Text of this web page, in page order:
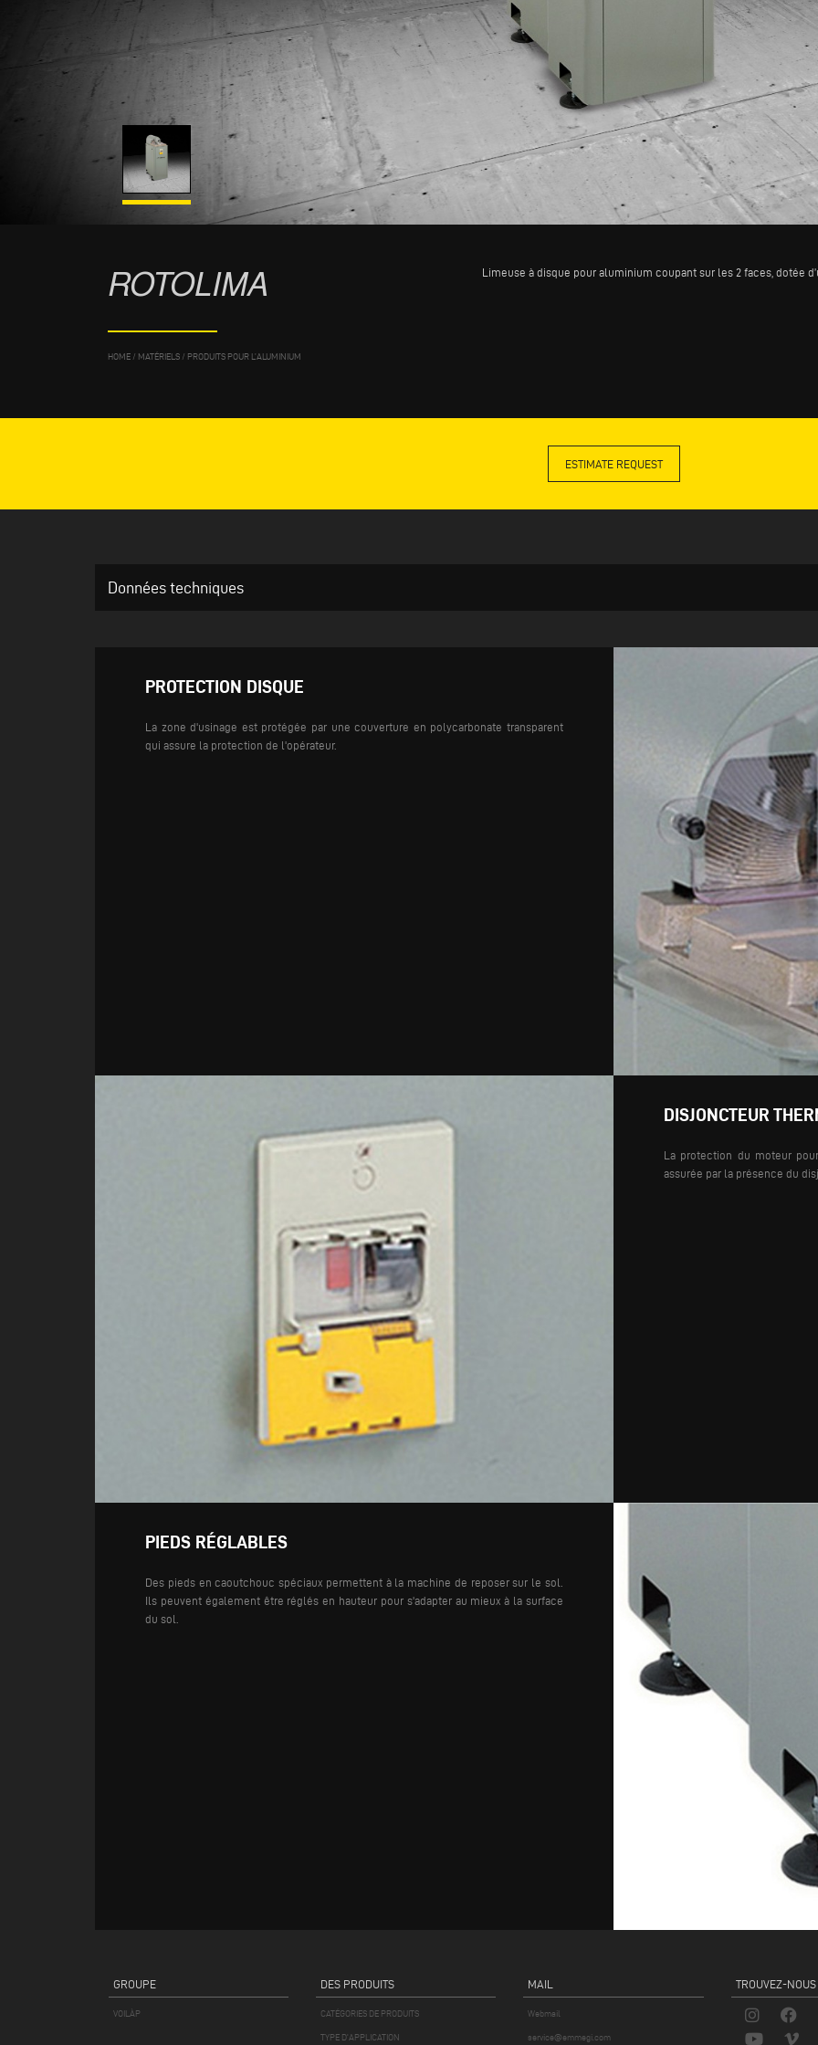
ROTOLIMA
HOME/ MATÉRIELS/ PRODUITS POUR L’ALUMINIUM
Limeuse à disque pour aluminium coupant sur les 2 faces, dotée
ESTIMATE REQUEST
Données techniques
PROTECTION DISQUE
La zone d'usinage est protégée par une couverture en polycarbonate transparent
qui assure la protection de l'opérateur.
DISJONCTEUR
La protection du moteur
assurée par la présence du
PIEDS RÉGLABLES
Des pieds en caoutchouc spéciaux permettent à la machine de reposer sur le sol.
Ils peuvent également être réglés en hauteur pour s'adapter au mieux à la surface
du sol.
GROUPE
VOILÀP
DES PRODUITS
CATÉGORIES DE PRODUITS
TYPE D'APPLICATION
MAIL
Webmail
service@emmegi.com
TROUVEZ-NOUS